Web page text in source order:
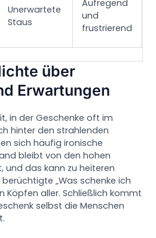
Unerwartete
Staus
Aufregend
und
frustrierend
über
Erwartungen
in der Geschenke oft im
hinter den strahlenden
sich häufig ironische
bleibt von den hohen
und das kann zu heiteren
„Was schenke ich
Köpfen aller. Schließlich kommt
selbst die Menschen